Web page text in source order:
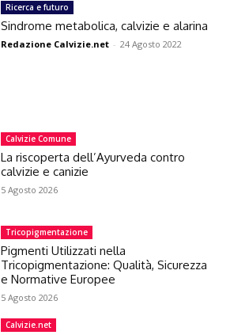
Ricerca e futuro
Sindrome metabolica, calvizie e alarina
Redazione Calvizie.net - 24 Agosto 2022
Calvizie Comune
La riscoperta dell’Ayurveda contro
calvizie e canizie
5 Agosto 2026
Tricopigmentazione
Pigmenti Utilizzati nella
Tricopigmentazione: Qualità, Sicurezza
e Normative Europee
5 Agosto 2026
Calvizie.net